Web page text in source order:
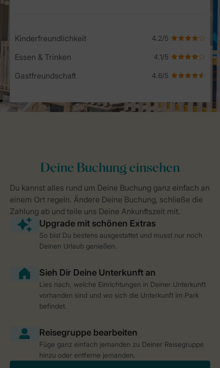
Kinderfreundlichkeit
Essen & Trinken
Gastfreundschaft
So bist Du bestens ausgestattet und musst nur noch
Deinen Urlaub genießen.
Lies nach, welche Einrichtungen in Deiner Unterkunft
vorhanden sind und wo sich die Unterkunft im Park
befindet.
Füge ganz einfach jemanden zu Deiner Reisegruppe
hinzu oder entferne jemanden.